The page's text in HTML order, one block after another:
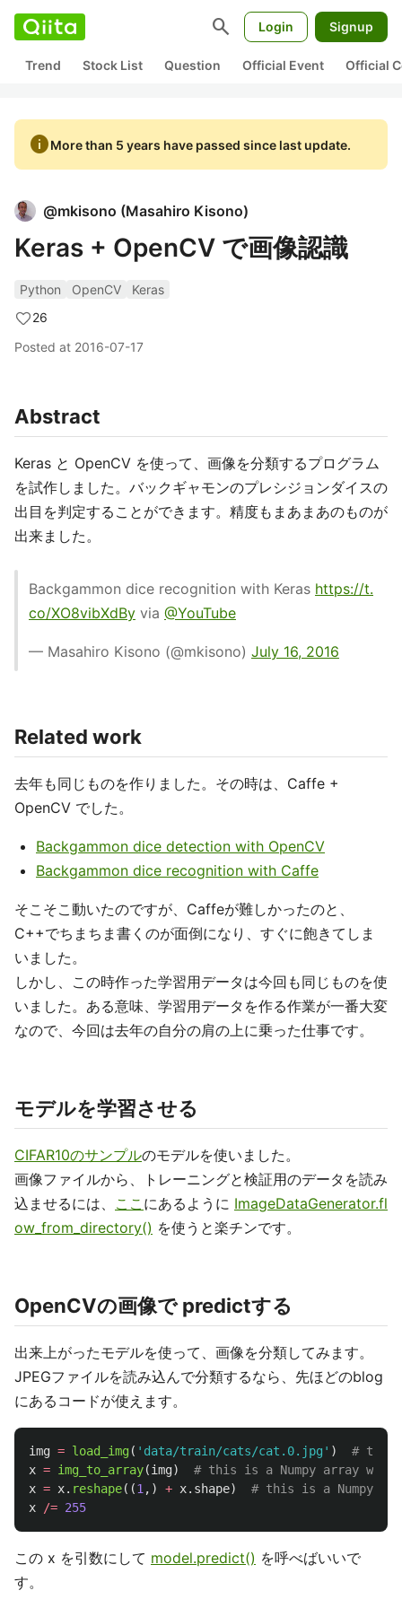
search Login Signup
Trend Stock List Question Official Event Official
infoMore than 5 years have passed since last update.
@mkisono (Masahiro Kisono)
Keras + OpenCV で画像認識
Python OpenCV
Keras
26
Posted at 2016-07-17
Abstract
Keras と OpenCV を使って、画像を分類するプログラム
を試作しました。バックギャモンのプレシジョンダイスの
出目を判定することができます。精度もまあまあのものが
出来ました。
Backgammon dice recognition with Keras https://t.
co/XO8vibXdBy via @YouTube
— Masahiro Kisono (@mkisono) July 16, 2016
Related work
去年も同じものを作りました。その時は、Caffe +
OpenCV でした。
Backgammon dice detection with OpenCV
Backgammon dice recognition with Caffe
そこそこ動いたのですが、Caffeが難しかったのと、
C++でちまちま書くのが面倒になり、すぐに飽きてしま
いました。
しかし、この時作った学習用データは今回も同じものを使
いました。ある意味、学習用データを作る作業が一番大変
なので、今回は去年の自分の肩の上に乗った仕事です。
モデルを学習させる
CIFAR10のサンプルのモデルを使いました。
画像ファイルから、トレーニングと検証用のデータを読み
込ませるには、 ここ にあるように ImageDataGenerator.fl
ow_from_directory() を使うと楽チンです。
OpenCVの画像で predictする
出来上がったモデルを使って、画像を分類してみます。
JPEGファイルを読み込んで分類するなら、先ほどのblog
にあるコードが使えます。
img = load_img( ' data/train/cats/cat.0.jpg ' )
x = img_to_array(img)
x = x. reshape((1 ,) + x. shape)
x
/= 255
この x を引数にして model.predict() を呼べばいいで
す。